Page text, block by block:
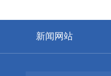
新闻网站